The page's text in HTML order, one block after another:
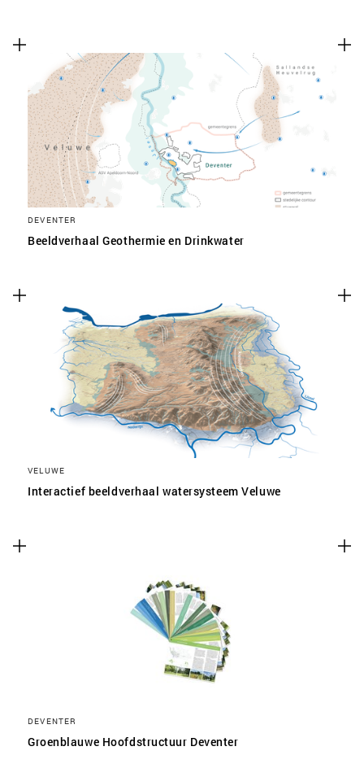
DEVENTER
Beeldverhaal Geothermie en Drinkwater
VELUWE
Interactief beeldverhaal watersysteem Veluwe
DEVENTER
Groenblauwe Hoofdstructuur Deventer